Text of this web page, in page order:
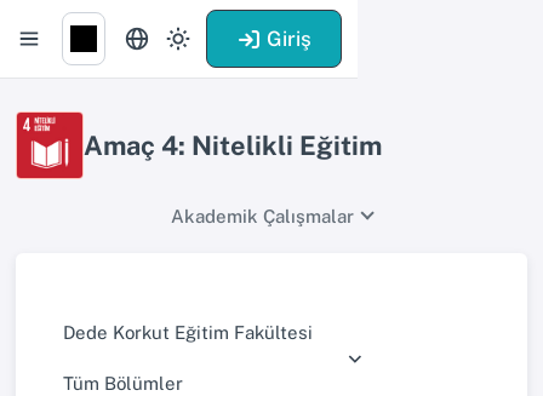
Giriş
Amaç 4: Nitelikli Eğitim
Akademik Çalışmalar
Dede Korkut Eğitim Fakültesi
Tüm Bölümler